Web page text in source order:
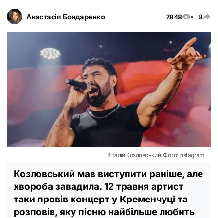
Анастасія Бондаренко 7848 8
Віталій Козловський. Фото: Instagram
Козловський мав виступити раніше, але
хвороба завадила. 12 травня артист
таки провів концерт у Кременчуці та
розповів, яку пісню найбільше любить